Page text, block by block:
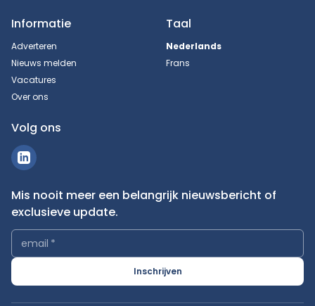
Informatie
Adverteren
Nieuws melden
Vacatures
Over ons
Taal
Nederlands
Frans
Volg ons
Mis nooit meer een belangrijk nieuwsbericht of
exclusieve update.
email *
Inschrijven